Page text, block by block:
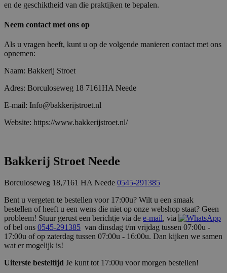
en de geschiktheid van die praktijken te bepalen.
Neem contact met ons op
Als u vragen heeft, kunt u op de volgende manieren contact met ons
opnemen:
Naam: Bakkerij Stroet
Adres: Borculoseweg 18 7161HA Neede
E-mail: Info@bakkerijstroet.nl
Website: https://www.bakkerijstroet.nl/
Bakkerij Stroet Neede
Borculoseweg 18,7161 HA Neede 0545-291385
Bent u vergeten te bestellen voor 17:00u? Wilt u een smaak
bestellen of heeft u een wens die niet op onze webshop staat? Geen
probleem! Stuur gerust een berichtje via de e-mail, via
of bel ons 0545-291385 van dinsdag t/m vrijdag tussen 07:00u -
17:00u of op zaterdag tussen 07:00u - 16:00u. Dan kijken we samen
wat er mogelijk is!
Uiterste besteltijd Je kunt tot 17:00u voor morgen bestellen!